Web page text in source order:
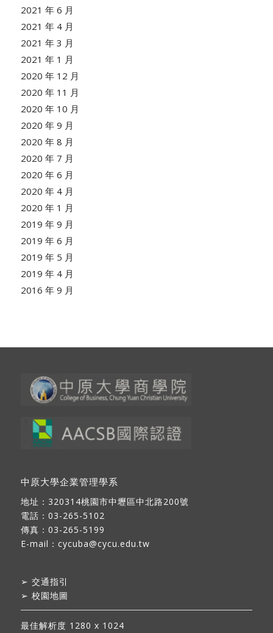
2021 年 6 月
2021 年 4 月
2021 年 3 月
2021 年 1 月
2020 年 12 月
2020 年 11 月
2020 年 10 月
2020 年 9 月
2020 年 8 月
2020 年 7 月
2020 年 6 月
2020 年 4 月
2020 年 1 月
2019 年 9 月
2019 年 6 月
2019 年 5 月
2019 年 4 月
2016 年 9 月
中原大學企業管理學系
地址： 320314桃園市中壢區中北路200號
電話：03-265-5102
傳真：03-265-5199
E-mail： cycuba@cycu.edu.tw
➢ 交通指引
➢ 校園地圖
最佳解析度 1280 x 1024